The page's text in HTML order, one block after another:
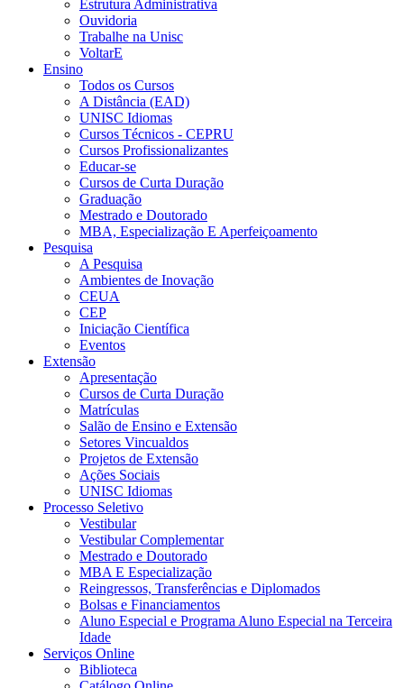
Estrutura Administrativa
Ouvidoria
Trabalhe na Unisc
VoltarE
Ensino
Todos os Cursos
A Distância (EAD)
UNISC Idiomas
Cursos Técnicos - CEPRU
Cursos Profissionalizantes
Educar-se
Cursos de Curta Duração
Graduação
Mestrado e Doutorado
MBA, Especialização E Aperfeiçoamento
Pesquisa
A Pesquisa
Ambientes de Inovação
CEUA
CEP
Iniciação Científica
Eventos
Extensão
Apresentação
Cursos de Curta Duração
Matrículas
Salão de Ensino e Extensão
Setores Vincualdos
Projetos de Extensão
Ações Sociais
UNISC Idiomas
Processo Seletivo
Vestibular
Vestibular Complementar
Mestrado e Doutorado
MBA E Especialização
Reingressos, Transferências e Diplomados
Bolsas e Financiamentos
Aluno Especial e Programa Aluno Especial na Terceira
Idade
Serviços Online
Biblioteca